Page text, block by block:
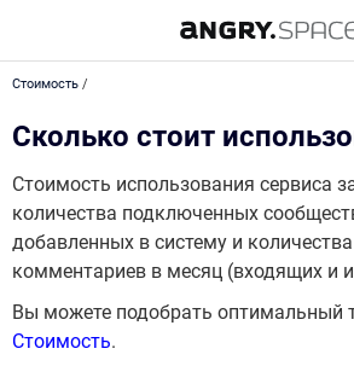
Стоимость /
Сколько стоит
Стоимость использования сервиса
количества подключенных
добавленных в систему и
комментариев в месяц (входящих и
Вы можете подобрать оптимальный
Стоимость.